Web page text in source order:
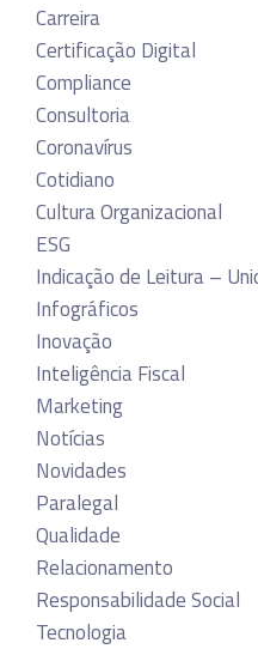
Carreira
Certificação Digital
Compliance
Consultoria
Coronavírus
Cotidiano
Cultura Organizacional
ESG
Indicação de Leitura –
Infográficos
Inovação
Inteligência Fiscal
Marketing
Notícias
Novidades
Paralegal
Qualidade
Relacionamento
Responsabilidade Social
Tecnologia